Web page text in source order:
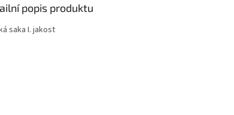
popis produktu
saka I. jakost